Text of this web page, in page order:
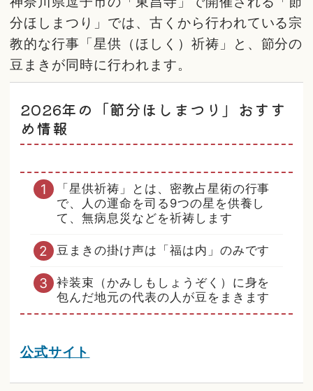
分ほしまつり」では、古くから行われている宗
教的な行事「星供（ほしく）祈祷」と、節分の
豆まきが同時に行われます。
2026年の「節分ほしまつり」おすす
め情報
「星供祈祷」とは、密教占星術の行事
で、人の運命を司る9つの星を供養し
て、無病息災などを祈祷します
豆まきの掛け声は「福は内」のみです
裃装束（かみしもしょうぞく）に身を
包んだ地元の代表の人が豆をまきます
公式サイト